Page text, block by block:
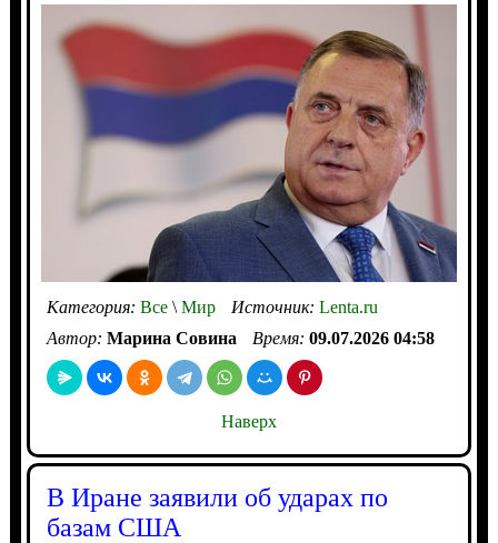
Категория: Все\Мир Источник: Lenta.ru
Автор: Марина Совина Время: 09.07.2026 04:58
Наверх
В Иране заявили об ударах по
базам США